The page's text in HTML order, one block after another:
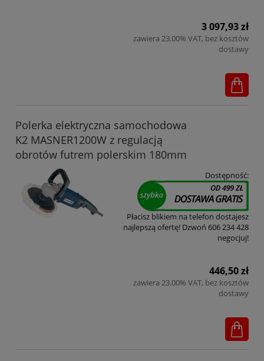
3 097,93 zł
zawiera 23.00% VAT, bez kosztów
dostawy
Polerka elektryczna samochodowa
K2 MASNER1200W z regulacją
obrotów futrem polerskim 180mm
Dostępność:
Płacisz blikiem na telefon dostajesz
najlepszą ofertę! Dzwoń 606 234 428
negocjuj!
446,50 zł
zawiera 23.00% VAT, bez kosztów
dostawy